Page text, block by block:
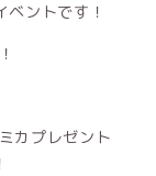
ントです！
カプレゼント